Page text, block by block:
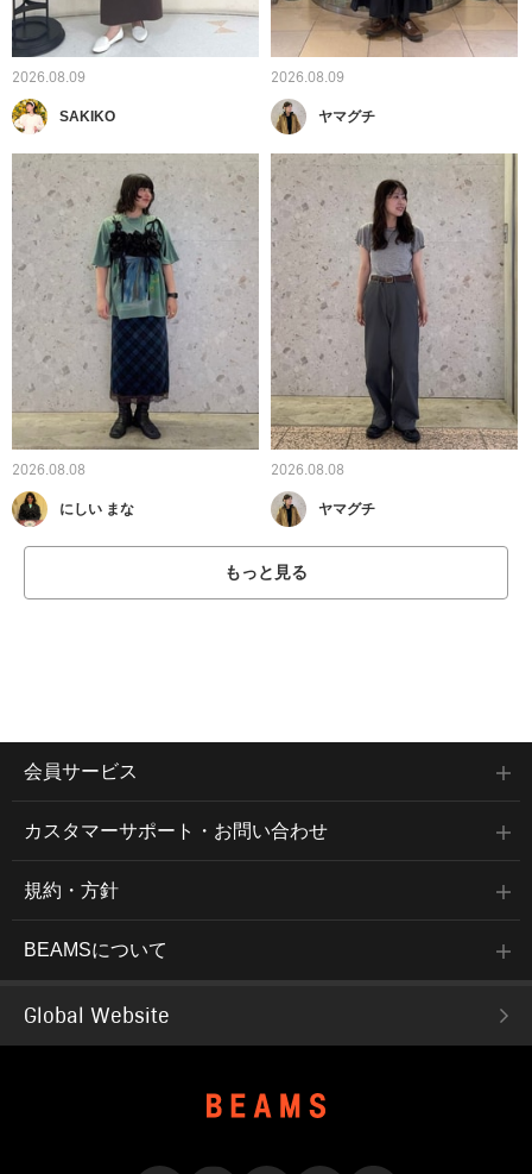
2026.08.09
SAKIKO
2026.08.09
ヤマグチ
2026.08.08
にしい まな
2026.08.08
ヤマグチ
もっと見る
会員サービス
カスタマーサポート・お問い合わせ
規約・方針
BEAMSについて
Global Website